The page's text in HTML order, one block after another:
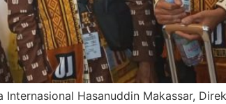
Hasanuddin Makassar,